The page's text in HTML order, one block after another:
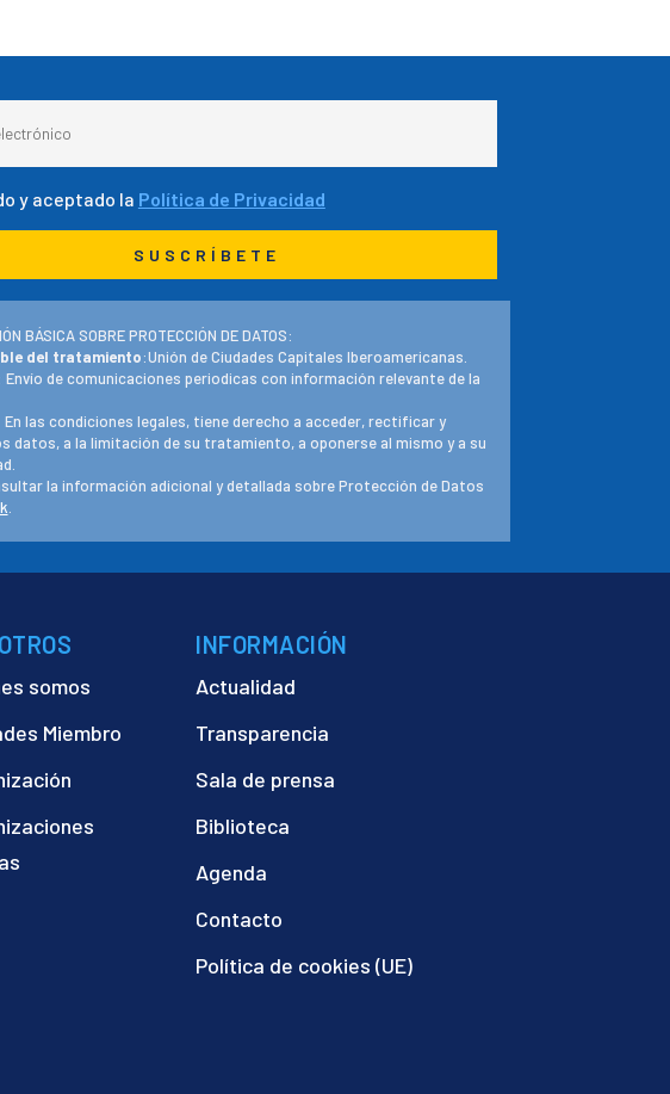
y aceptado la Política de Privacidad
BÁSICA SOBRE PROTECCIÓN DE DATOS:
del tratamiento:Unión de Ciudades Capitales Iberoamericanas.
: Envío de comunicaciones periodicas con información relevante de la
En las condiciones legales, tiene derecho a acceder, rectificar y
datos, a la limitación de su tratamiento, a oponerse al mismo y a su
la información adicional y detallada sobre Protección de Datos
somos
Miembro
INFORMACIÓN
Actualidad
Transparencia
Sala de prensa
Biblioteca
Agenda
Contacto
Política de cookies (UE)